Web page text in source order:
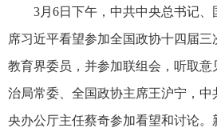
3月6日下午，中共中央总书记
席习近平看望参加全国政协十四届三
教育界委员，并参加联组会，听取意
治局常委、全国政协主席王沪宁，中
央办公厅主任蔡奇参加看望和讨论。